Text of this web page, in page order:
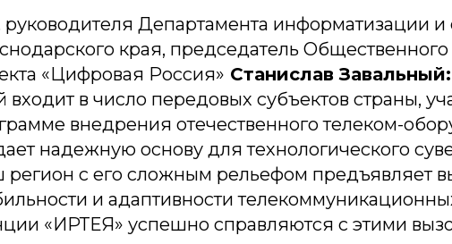
руководителя Департамента информатизации и
края, председатель Общественного
«Цифровая Россия» Станислав Завальный:
входит в число передовых субъектов страны,
внедрения отечественного телеком-
надежную основу для технологического
с его сложным рельефом предъявляет
и адаптивности
«ИРТЕЯ» успешно справляются с этими